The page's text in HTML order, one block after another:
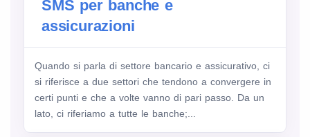
SMS per banche e
assicurazioni
Quando si parla di settore bancario e assicurativo, ci
si riferisce a due settori che tendono a convergere in
certi punti e che a volte vanno di pari passo. Da un
lato, ci riferiamo a tutte le banche;...